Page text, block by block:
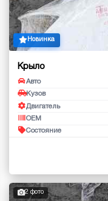
Новинка
Крыло
Авто
Кузов
Двигатель
OEM
Состояние
2 фото